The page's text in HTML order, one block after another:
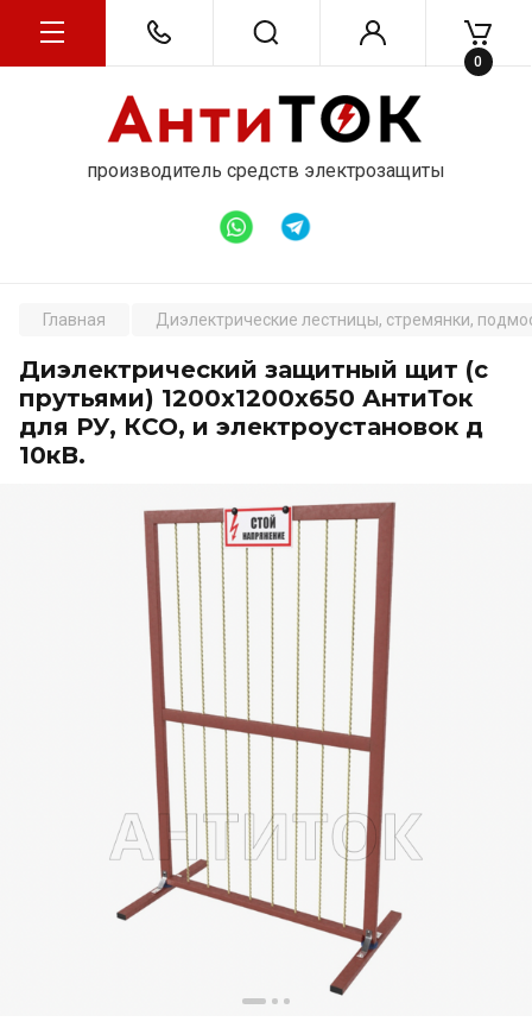
производитель средств электрозащиты
0
Цена по запросу
Щит вертикальный диэлектрический 1500х1000х650
от 1 шт по 1 шт
Главная Диэлектрические лестницы, стремянки,
Диэлектрический защитный щит (с
прутьями) 1200х1200х650 АнтиТок
для РУ, КСО, и электроустановок д
10кВ.